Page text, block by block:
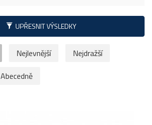
UPŘESNIT VÝSLEDKY
Nejlevnější
Nejdražší
Abecedně